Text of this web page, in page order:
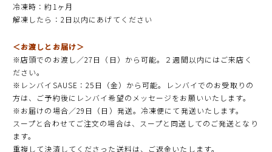
冷凍時：約1ヶ月
解凍したら：2日以内にあげてください
＜お渡しとお届け＞
※店頭でのお渡し／27日（日）から可能。２週間以内にはご来店く
ださい。
※レンバイSAUSE：25日（金）から可能。レンバイでのお受取りの
方は、ご予約後にレンバイ希望のメッセージをお願いいたします。
※お届けの場合／29日（日）発送。冷凍便にて発送いたします。
スープと合わせてご注文の場合は、スープと同送してのご発送となり
ます。
重複して決済してくださった送料は、ご返金いたします。